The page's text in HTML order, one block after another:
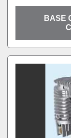
BASE